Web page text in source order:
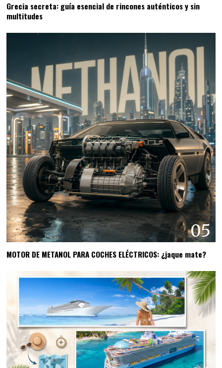
Grecia secreta: guía esencial de rincones auténticos y sin
multitudes
05
MOTOR DE METANOL PARA COCHES ELÉCTRICOS: ¿jaque mate?